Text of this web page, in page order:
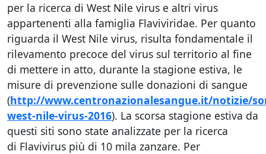
per la ricerca di West Nile virus e altri virus
appartenenti alla famiglia Flaviviridae. Per quanto
riguarda il West Nile virus, risulta fondamentale il
rilevamento precoce del virus sul territorio al fine
di mettere in atto, durante la stagione estiva, le
misure di prevenzione sulle donazioni di sangue
(http://www.centronazionalesangue.it/notizie/
west-nile-virus-2016). La scorsa stagione estiva da
questi siti sono state analizzate per la ricerca
di Flavivirus più di 10 mila zanzare. Per